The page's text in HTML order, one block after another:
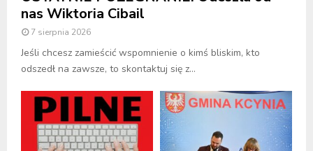
nas Wiktoria Cibail
7 sierpnia 2026
Jeśli chcesz zamieścić wspomnienie o kimś bliskim, kto
odszedł na zawsze, to skontaktuj się z...